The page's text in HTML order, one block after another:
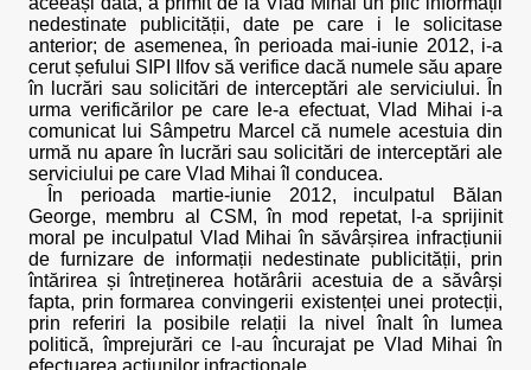
nedestinate publicității, date pe care i le solicitase
anterior; de asemenea, în perioada mai-iunie 2012, i-a
cerut șefului SIPI Ilfov să verifice dacă numele său apare
în lucrări sau solicitări de interceptări ale serviciului. În
urma verificărilor pe care le-a efectuat, Vlad Mihai i-a
comunicat lui Sâmpetru Marcel că numele acestuia din
urmă nu apare în lucrări sau solicitări de interceptări ale
serviciului pe care Vlad Mihai îl conducea.
În perioada martie-iunie 2012, inculpatul Bălan
George, membru al CSM, în mod repetat, l-a sprijinit
moral pe inculpatul Vlad Mihai în săvârșirea infracțiunii
de furnizare de informații nedestinate publicității, prin
întărirea și întreținerea hotărârii acestuia de a săvârși
fapta, prin formarea convingerii existenței unei protecții,
prin referiri la posibile relații la nivel înalt în lumea
politică, împrejurări ce l-au încurajat pe Vlad Mihai în
efectuarea acțiunilor infracționale.